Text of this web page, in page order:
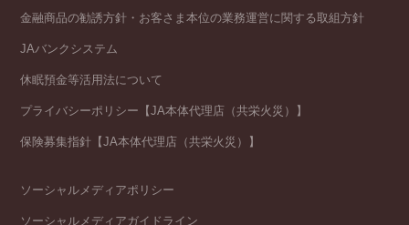
金融商品の勧誘方針・お客さま本位の業務運営に関する取組方針
JAバンクシステム
休眠預金等活用法について
プライバシーポリシー【JA本体代理店（共栄火災）】
保険募集指針【JA本体代理店（共栄火災）】
ソーシャルメディアポリシー
ソーシャルメディアガイドライン